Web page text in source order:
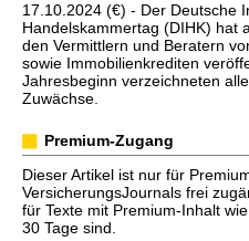
17.10.2024 (€) - Der Deutsche
Handelskammertag (DIHK) hat
den Vermittlern und Beratern
sowie Immobilienkrediten
Jahresbeginn verzeichneten
Zuwächse.
Premium-Zugang
Dieser Artikel ist nur für
VersicherungsJournals frei
für Texte mit Premium-Inhalt
30 Tage sind.